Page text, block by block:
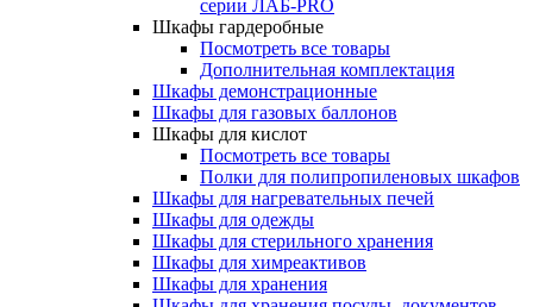
серии ЛАБ-PRO
Шкафы гардеробные
Посмотреть все товары
Дополнительная комплектация
Шкафы демонстрационные
Шкафы для газовых баллонов
Шкафы для кислот
Посмотреть все товары
Полки для полипропиленовых шкафов
Шкафы для нагревательных печей
Шкафы для одежды
Шкафы для стерильного хранения
Шкафы для химреактивов
Шкафы для хранения